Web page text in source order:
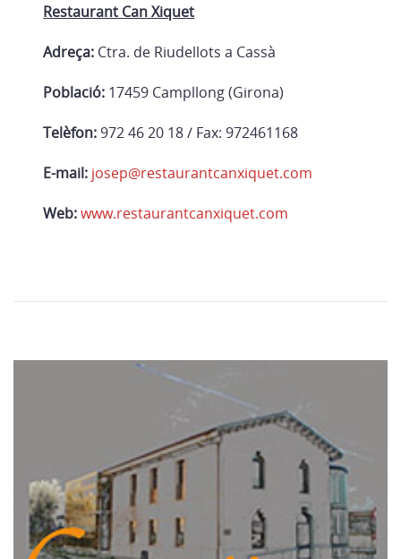
Restaurant Can Xiquet
Adreça: Ctra. de Riudellots a Cassà
Població: 17459 Campllong (Girona)
Telèfon:972 46 20 18 / Fax: 972461168
E-mail: josep@restaurantcanxiquet.com
Web: www.restaurantcanxiquet.com